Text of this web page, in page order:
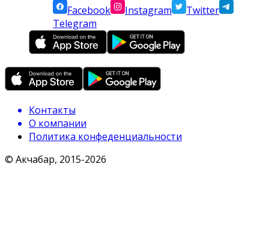
Facebook
Instagram
Twitter
Telegram
Контакты
О компании
Политика конфеденциальности
© Акчабар, 2015-2026